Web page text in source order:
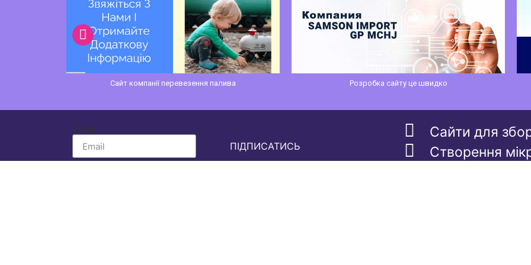
Сайт компанії перевезення палива Розробка сайту це швидко
Email
ПІДПИСАТИСЬ
Сайти для
Створення